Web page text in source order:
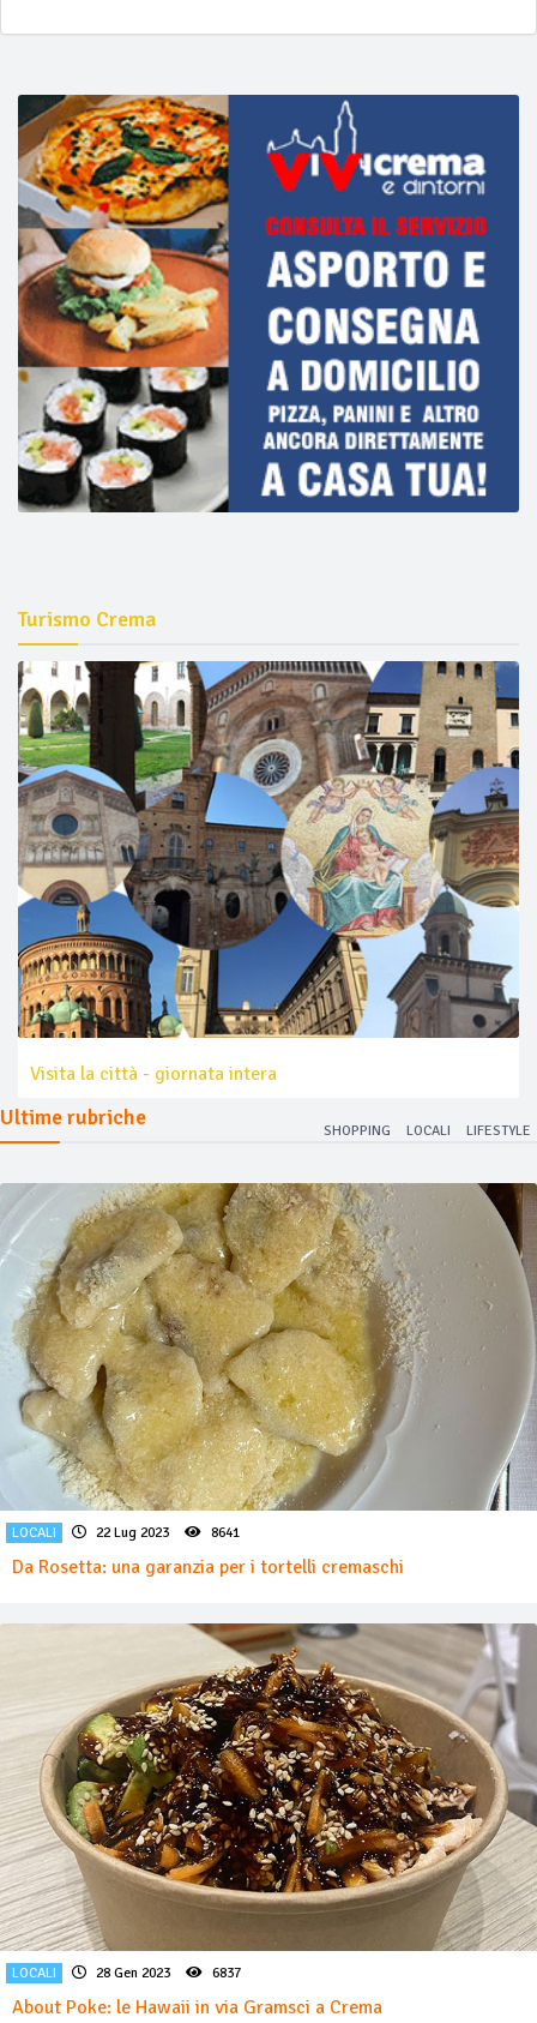
Turismo Crema
Visita la città - giornata intera
Ultime rubriche
SHOPPING LOCALI LIFESTYLE
LOCALI 22 Lug 2023 8641
Da Rosetta: una garanzia per i tortelli cremaschi
LOCALI 28 Gen 2023 6837
About Poke: le Hawaii in via Gramsci a Crema